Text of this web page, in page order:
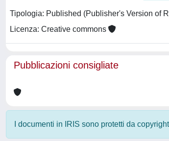
Tipologia: Published (Publisher's Version of
Licenza: Creative commons
Pubblicazioni consigliate
I documenti in IRIS sono protetti da